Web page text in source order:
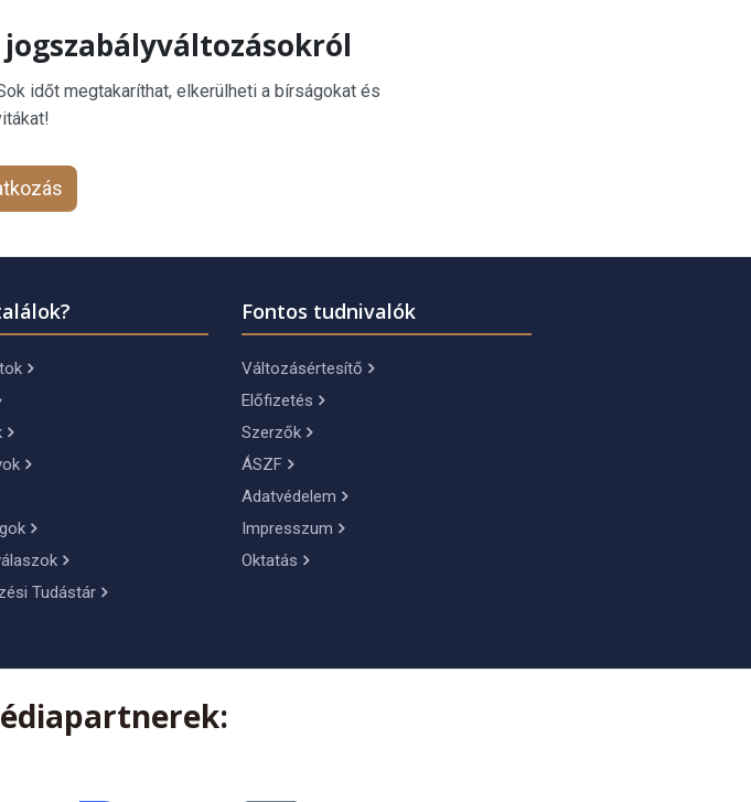
időt megtakaríthat, elkerülheti a bírságokat és
Tudástár
Fontos tudnivalók
Változásértesítő
Előfizetés
Szerzők
ÁSZF
Adatvédelem
Impresszum
Oktatás